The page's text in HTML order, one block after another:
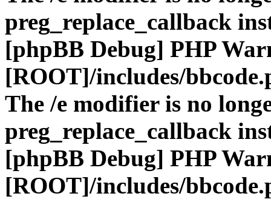
preg_replace_callback
[phpBB Debug] PHP
[ROOT]/includes/
The /e modifier is no
preg_replace_callback
[phpBB Debug] PHP
[ROOT]/includes/